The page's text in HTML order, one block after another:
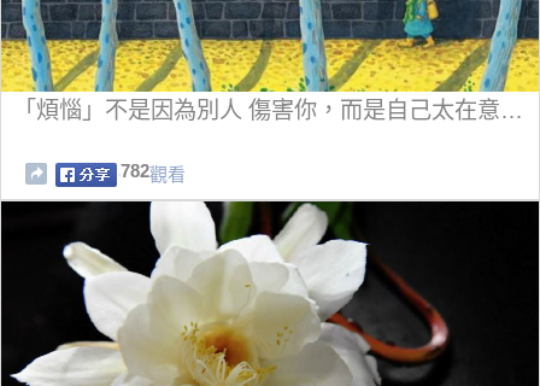
「煩惱」不是因為別人 傷害你，而是自己太在意…
782觀看